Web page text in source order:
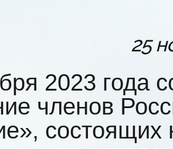
25
2023 года
членов
состоящих